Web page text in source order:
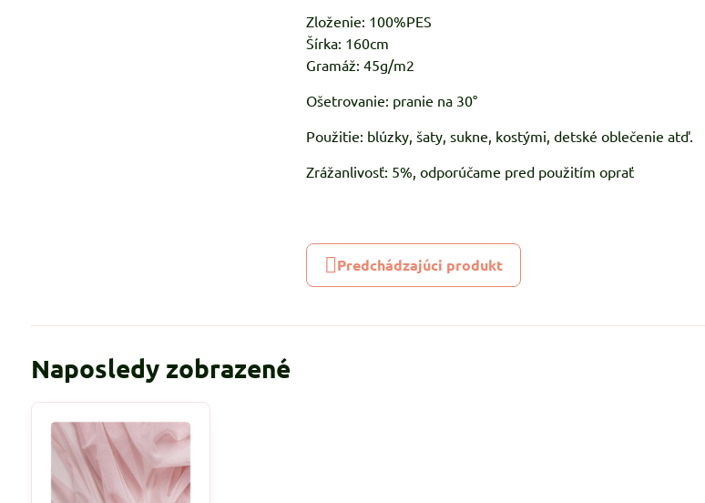
Zloženie: 100%PES
Šírka: 160cm
Gramáž: 45g/m2
Ošetrovanie: pranie na 30°
Použitie: blúzky, šaty, sukne, kostými, detské oblečenie atď.
Zrážanlivosť: 5%, odporúčame pred použitím oprať
Predchádzajúci produkt
Naposledy zobrazené